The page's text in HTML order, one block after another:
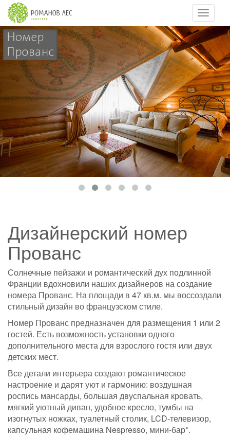
Дизайнерский номер
Прованс
Солнечные пейзажи и романтический дух подлинной
Франции вдохновили наших дизайнеров на создание
номера Прованс. На площади в 47 кв.м. мы воссоздали
стильный дизайн во французском стиле.
Номер Прованс предназначен для размещения 1 или 2
гостей. Есть возможность установки одного
дополнительного места для взрослого гостя или двух
детских мест.
Все детали интерьера создают романтическое
настроение и дарят уют и гармонию: воздушная
роспись мансарды, большая двуспальная кровать,
мягкий уютный диван, удобное кресло, тумбы на
изогнутых ножках, туалетный столик, LCD-телевизор,
капсульная кофемашина Nespresso, мини-бар*.